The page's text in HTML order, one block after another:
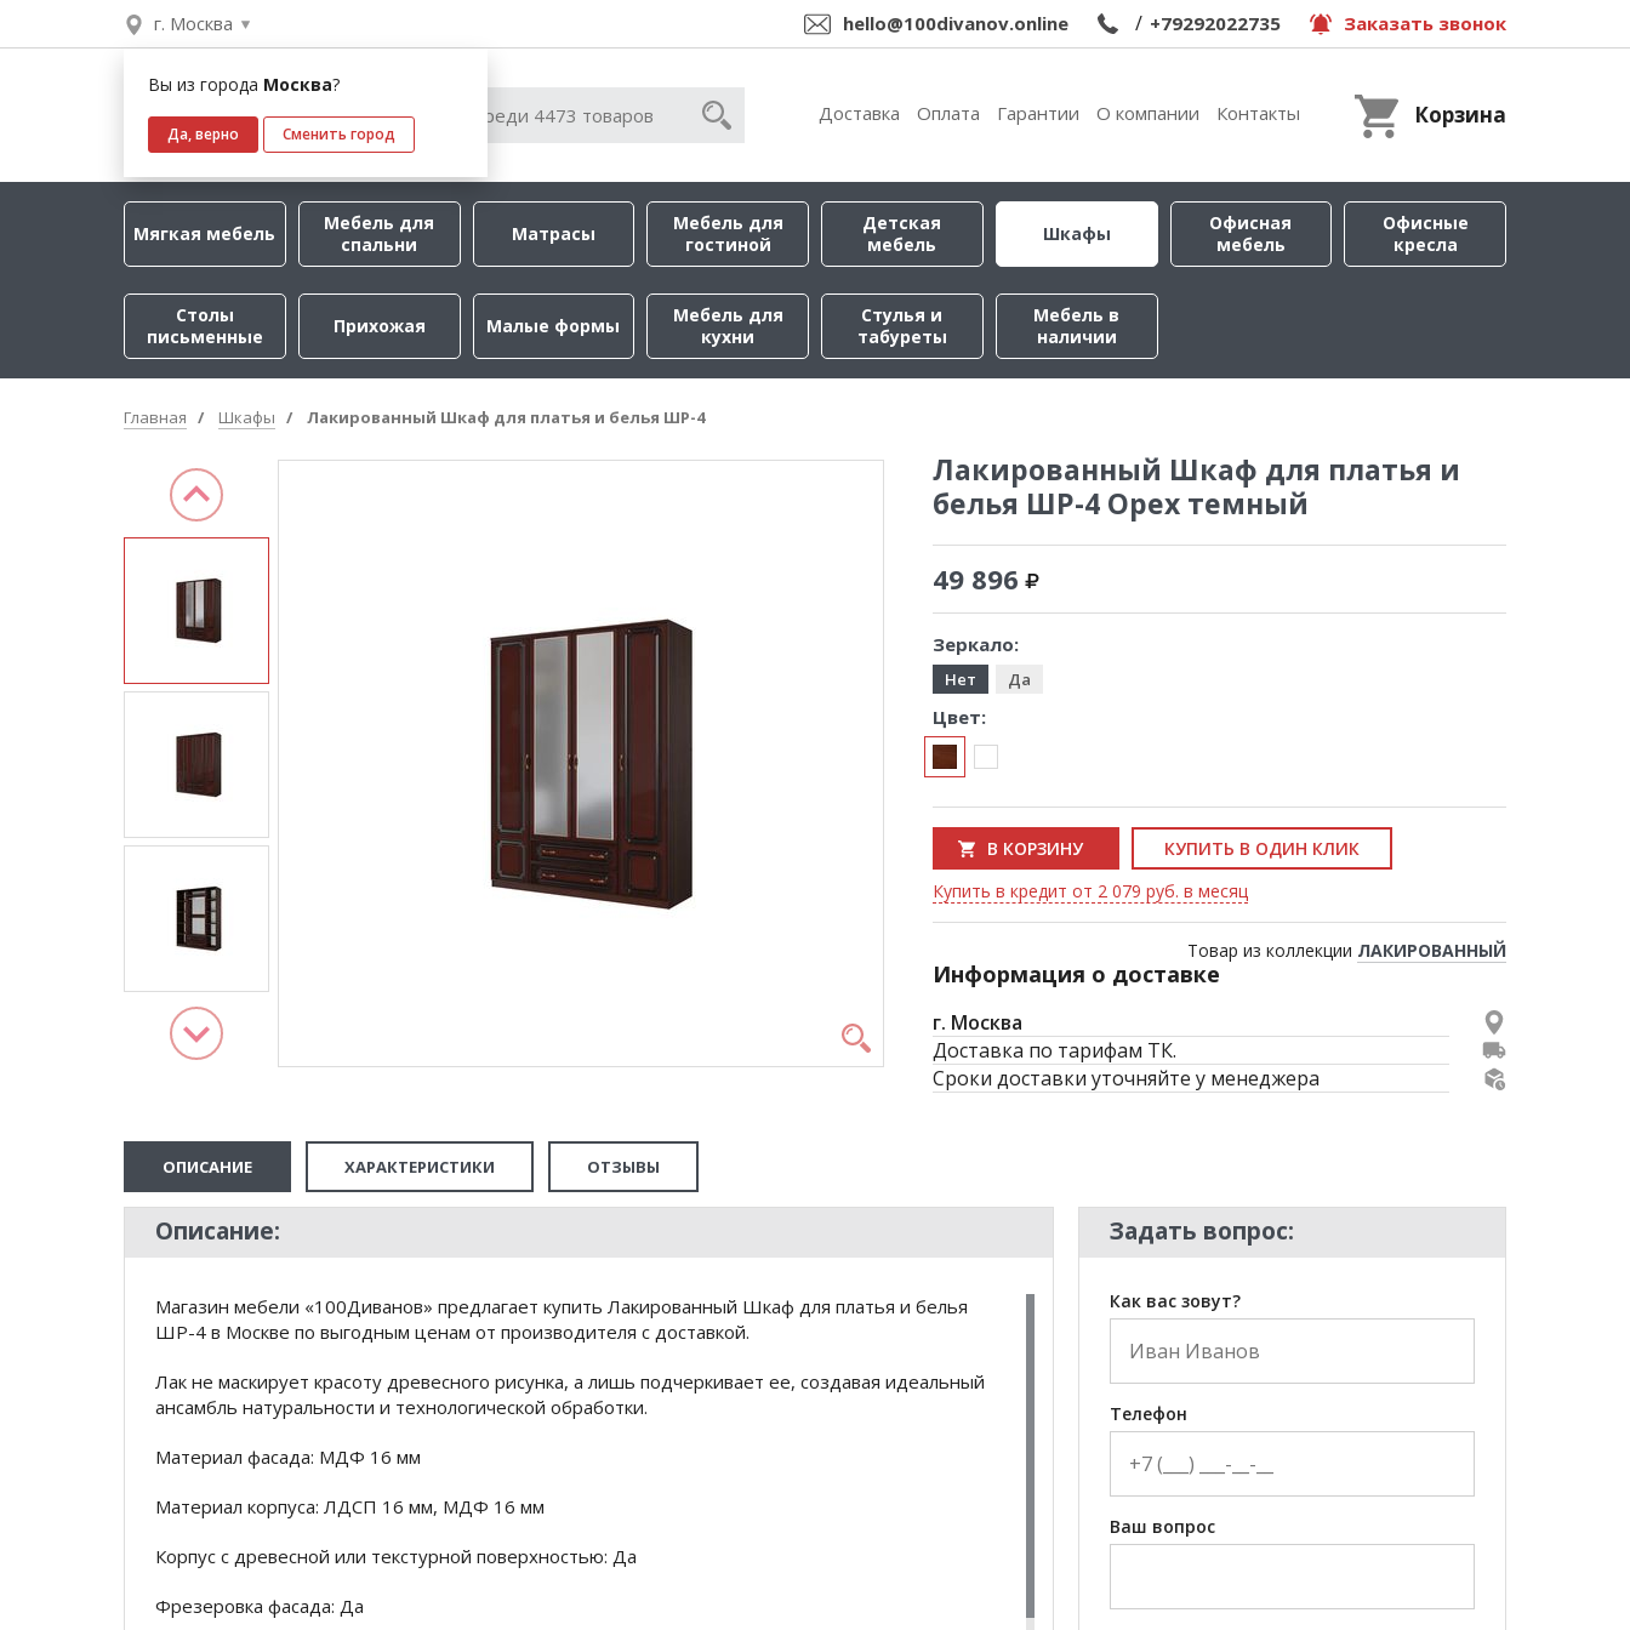
г. Москва
Вы из города Москва?
Да, верно Сменить город
hello@100divanov.online / +79292022735 Заказать звонок
Доставка Оплата Гарантии О компании Контакты Корзина
Мягкая мебель
Мебель для
спальни
Матрасы
Мебель для
гостиной
Детская
мебель
Шкафы
Офисная
мебель
Офисные
кресла
Столы
письменные
Прихожая Малые формы
Мебель для
кухни
Стулья и
табуреты
Мебель в
наличии
Главная Шкафы Лакированный Шкаф для платья и белья ШР-4
Лакированный Шкаф для платья и
белья ШР-4 Орех темный
49 896
Зеркало:
Нет Да
Цвет:
В КОРЗИНУ
КУПИТЬ В ОДИН КЛИК
Купить в кредит от 2 079 руб. в месяц
Товар из коллекции ЛАКИРОВАННЫЙ
Информация о доставке
г. Москва
Доставка по тарифам ТК.
Сроки доставки уточняйте у менеджера
ОПИСАНИЕ ХАРАКТЕРИСТИКИ ОТЗЫВЫ
Описание:
Магазин мебели «100Диванов» предлагает купить Лакированный Шкаф для платья и белья
ШР-4 в Москве по выгодным ценам от производителя с доставкой.
Лак не маскирует красоту древесного рисунка, а лишь подчеркивает ее, создавая идеальный
ансамбль натуральности и технологической обработки.
Материал фасада: МДФ 16 мм
Материал корпуса: ЛДСП 16 мм, МДФ 16 мм
Корпус с древесной или текстурной поверхностью: Да
Фрезеровка фасада: Да
Задать вопрос:
Как вас зовут?
Телефон
Ваш вопрос